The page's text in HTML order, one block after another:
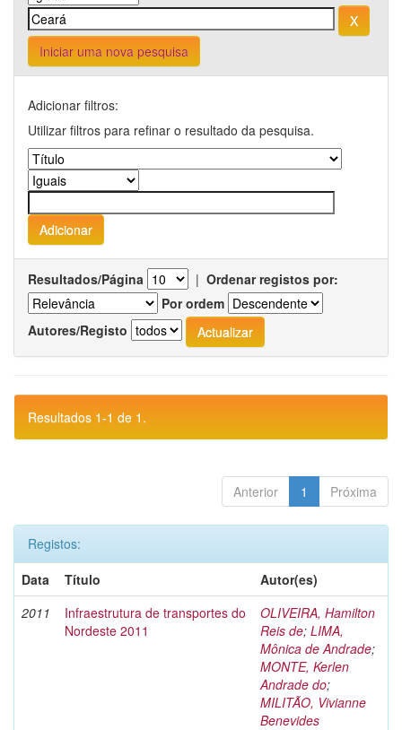
Iniciar uma nova pesquisa
Adicionar filtros:
Utilizar filtros para refinar o resultado da pesquisa.
Resultados/Página | Ordenar registos por:
Por ordem
Autores/Registo
Resultados 1-1 de 1.
Anterior 1 Próxima
Registos:
Data
Título
Autor(es)
2011
Infraestrutura de transportes do
Nordeste 2011
OLIVEIRA, Hamilton
Reis de; LIMA,
Mônica de Andrade;
MONTE, Kerlen
Andrade do;
MILITÃO, Vivianne
Benevides